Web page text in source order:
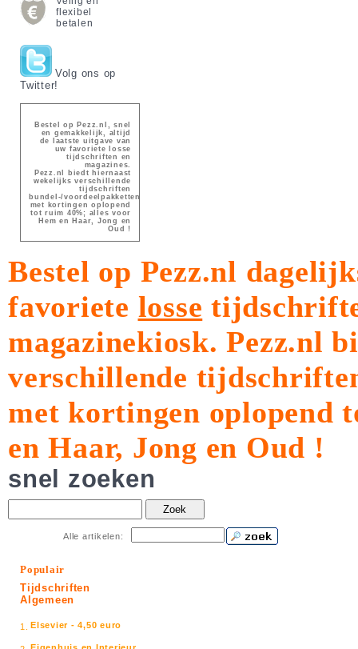
flexibel
betalen
Volg ons op
Twitter!
Bestel op Pezz.nl, snel
en gemakkelijk, altijd
de laatste uitgave van
uw favoriete losse
tijdschriften en
magazines.
Pezz.nl biedt hiernaast
wekelijks verschillende
tijdschriften
bundel-/voordeelpakketten
met kortingen oplopend
tot ruim 40%; alles voor
Hem en Haar, Jong en
Oud !
Bestel op Pezz.nl
favoriete losse
magazinekiosk.Pezz.nl
verschillende
met kortingen oplopend
en Haar, Jong en Oud !
snel zoeken
Zoek
Alle artikelen:
Populair
Tijdschriften
Algemeen
1. Elsevier - 4,50 euro